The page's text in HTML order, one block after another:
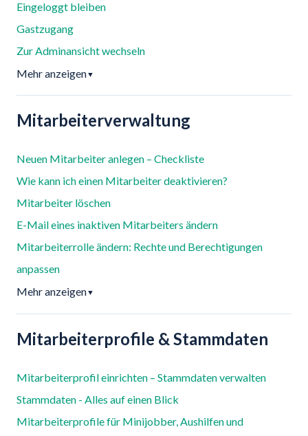
Eingeloggt bleiben
Gastzugang
Zur Adminansicht wechseln
Mehr anzeigen▼
Mitarbeiterverwaltung
Neuen Mitarbeiter anlegen – Checkliste
Wie kann ich einen Mitarbeiter deaktivieren?
Mitarbeiter löschen
E-Mail eines inaktiven Mitarbeiters ändern
Mitarbeiterrolle ändern: Rechte und Berechtigungen
anpassen
Mehr anzeigen▼
Mitarbeiterprofile & Stammdaten
Mitarbeiterprofil einrichten – Stammdaten verwalten
Stammdaten - Alles auf einen Blick
Mitarbeiterprofile für Minijobber, Aushilfen und